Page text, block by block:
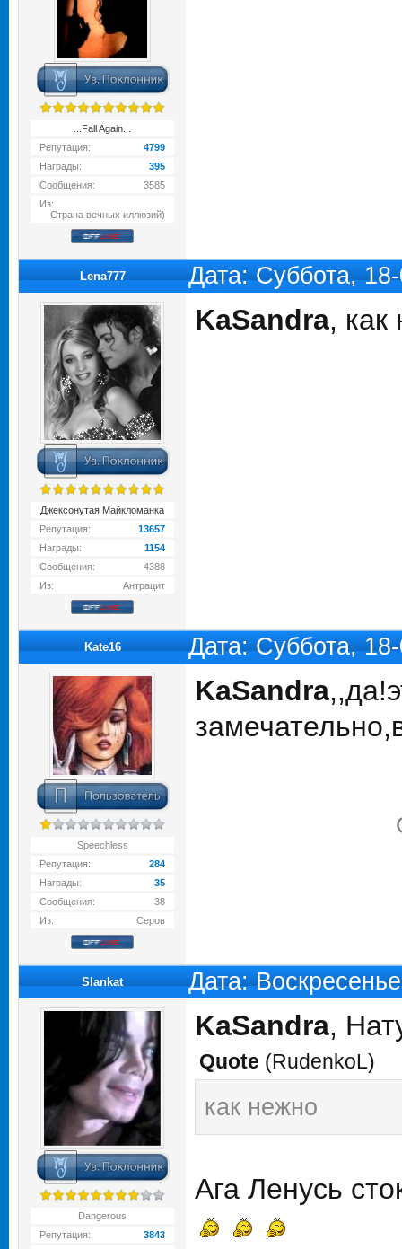
...Fall Again...
Репутация:
4799
Награды:
395
Сообщения:
3585
Из:
Страна вечных иллюзий)
Lena777 Дата: Суббота,
Джексонутая Майкломанка
Репутация:
13657
Награды:
1154
Сообщения:
4388
Из:
Антрацит
KaSandra,
Kate16 Дата: Суббота,
Speechless
Репутация:
284
Награды:
35
Сообщения:
38
Из:
Серов
KaSandra
Slankat Дата:
Dangerous
Репутация:
3843
KaSandra,
Quote (RudenkoL)
как нежно
Ага Ленусь